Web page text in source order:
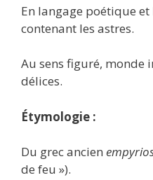
En langage poétique
contenant les astres.
Au sens figuré, monde
délices.
Étymologie :
Du grec ancien
de feu »).